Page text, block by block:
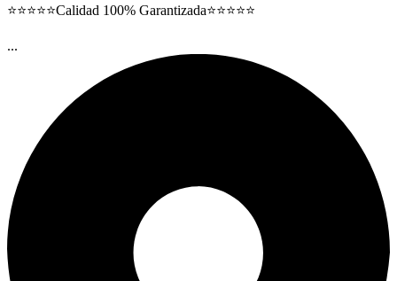
⭐⭐⭐⭐⭐Calidad 100% Garantizada⭐⭐⭐⭐⭐
...